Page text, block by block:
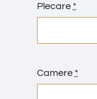
Plecare *
Camere *